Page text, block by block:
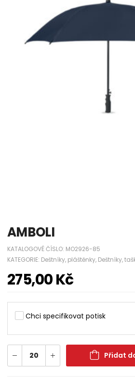
AMBOLI
KATALOGOVÉ ČÍSLO: MO2926-85
KATEGORIE: Deštníky, pláštěnky, Deštníky,
275,00Kč
Chci specifikovat potisk
Přidat